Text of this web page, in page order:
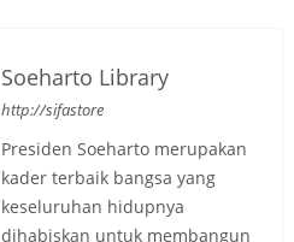
Soeharto Library
http://sifastore
Presiden Soeharto merupakan
kader terbaik bangsa yang
keseluruhan hidupnya
dihabiskan untuk membangun